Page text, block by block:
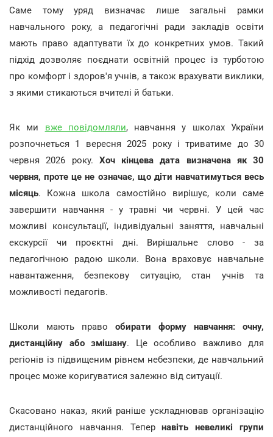
Саме тому уряд визначає лише загальні рамки
навчального року, а педагогічні ради закладів освіти
мають право адаптувати їх до конкретних умов. Такий
підхід дозволяє поєднати освітній процес із турботою
про комфорт і здоров'я учнів, а також врахувати виклики,
з якими стикаються вчителі й батьки.
Як ми вже повідомляли, навчання у школах України
розпочнеться 1 вересня 2025 року і триватиме до 30
червня 2026 року. Хоч кінцева дата визначена як 30
червня, проте це не означає, що діти навчатимуться весь
місяць. Кожна школа самостійно вирішує, коли саме
завершити навчання - у травні чи червні. У цей час
можливі консультації, індивідуальні заняття, навчальні
екскурсії чи проєктні дні. Вирішальне слово - за
педагогічною радою школи. Вона враховує навчальне
навантаження, безпекову ситуацію, стан учнів та
можливості педагогів.
Школи мають право обирати форму навчання: очну,
дистанційну або змішану. Це особливо важливо для
регіонів із підвищеним рівнем небезпеки, де навчальний
процес може коригуватися залежно від ситуації.
Скасовано наказ, який раніше ускладнював організацію
дистанційного навчання. Тепернавіть невеликі групи